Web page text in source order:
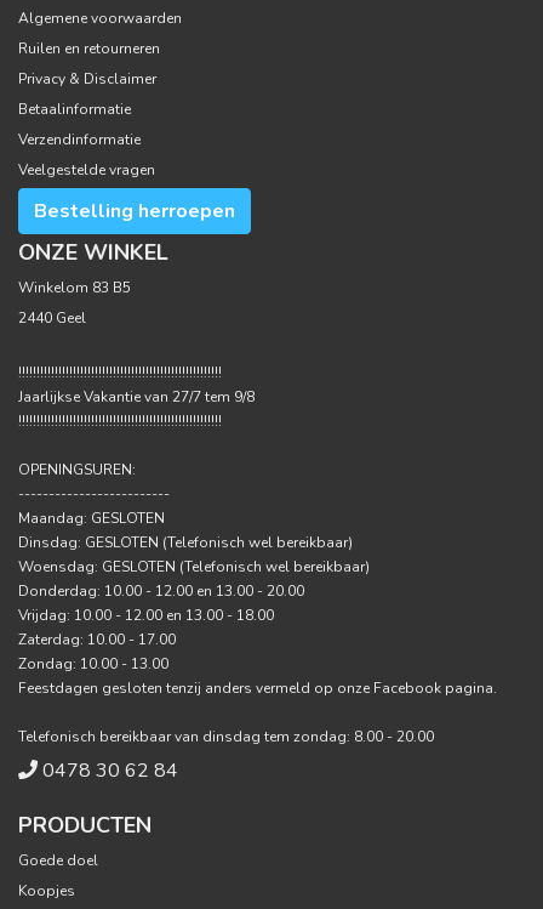
Algemene voorwaarden
Ruilen en retourneren
Privacy & Disclaimer
Betaalinformatie
Verzendinformatie
Veelgestelde vragen
Bestelling herroepen
ONZE WINKEL
Winkelom 83 B5
2440 Geel
!!!!!!!!!!!!!!!!!!!!!!!!!!!!!!!!!!!!!!!!!!!!!!!!!!!!!!!!
Jaarlijkse Vakantie van 27/7 tem 9/8
!!!!!!!!!!!!!!!!!!!!!!!!!!!!!!!!!!!!!!!!!!!!!!!!!!!!!!!!
OPENINGSUREN:
-------------------------
Maandag: GESLOTEN
Dinsdag: GESLOTEN (Telefonisch wel bereikbaar)
Woensdag: GESLOTEN (Telefonisch wel bereikbaar)
Donderdag: 10.00 - 12.00 en 13.00 - 20.00
Vrijdag: 10.00 - 12.00 en 13.00 - 18.00
Zaterdag: 10.00 - 17.00
Zondag: 10.00 - 13.00
Feestdagen gesloten tenzij anders vermeld op onze Facebook pagina.
Telefonisch bereikbaar van dinsdag tem zondag: 8.00 - 20.00
0478 30 62 84
PRODUCTEN
Goede doel
Koopjes